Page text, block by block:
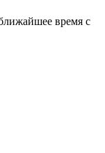
время с